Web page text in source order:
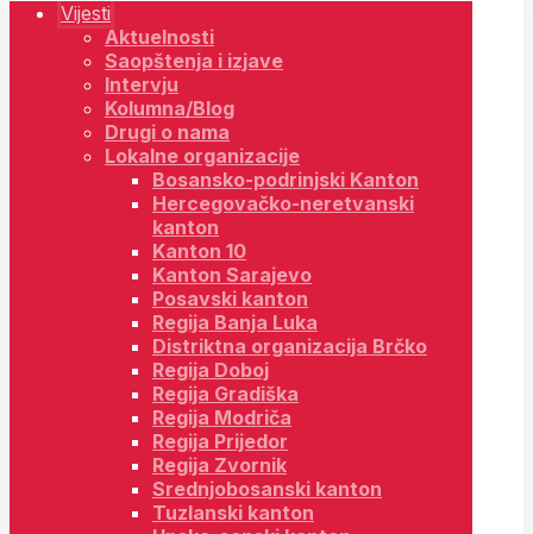
Vijesti
Aktuelnosti
Saopštenja i izjave
Intervju
Kolumna/Blog
Drugi o nama
Lokalne organizacije
Bosansko-podrinjski Kanton
Hercegovačko-neretvanski
kanton
Kanton 10
Kanton Sarajevo
Posavski kanton
Regija Banja Luka
Distriktna organizacija Brčko
Regija Doboj
Regija Gradiška
Regija Modriča
Regija Prijedor
Regija Zvornik
Srednjobosanski kanton
Tuzlanski kanton